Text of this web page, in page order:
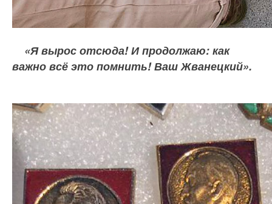
«Я вырос отсюда! И продолжаю: как
важно всё это помнить! Ваш Жванецкий».